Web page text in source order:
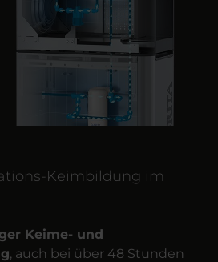
Keimbildung im
Keime- und
, auch bei über 48 Stunden